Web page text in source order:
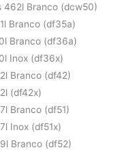
462l Branco (dcw50)
Branco (df35a)
Branco (df36a)
Inox (df36x)
Branco (df42)
(df42x)
Branco (df51)
Inox (df51x)
Branco (df52)